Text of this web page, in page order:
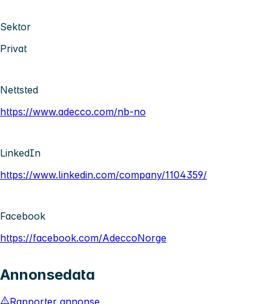
Sektor
Privat
Nettsted
https://www.adecco.com/nb-no
LinkedIn
https://www.linkedin.com/company/1104359/
Facebook
https://facebook.com/AdeccoNorge
Annonsedata
Rapporter annonse